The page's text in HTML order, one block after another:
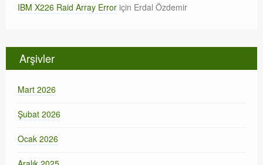
IBM X226 Raid Array Error için Erdal Özdemir
Arşivler
Mart 2026
Şubat 2026
Ocak 2026